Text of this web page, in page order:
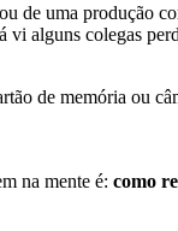
ou de uma
vi alguns colegas
de memória ou
na mente é: como